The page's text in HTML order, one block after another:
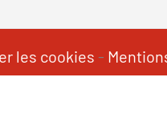
les cookies -